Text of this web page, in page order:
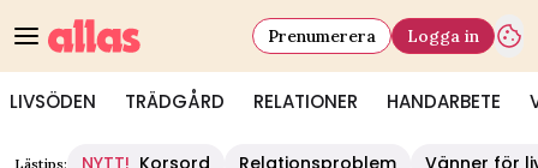
LIVSÖDEN TRÄDGÅRD RELATIONER HANDARBETE
Prenumerera Logga in
Lästips: NYTT! Korsord Relationsproblem Vänner för